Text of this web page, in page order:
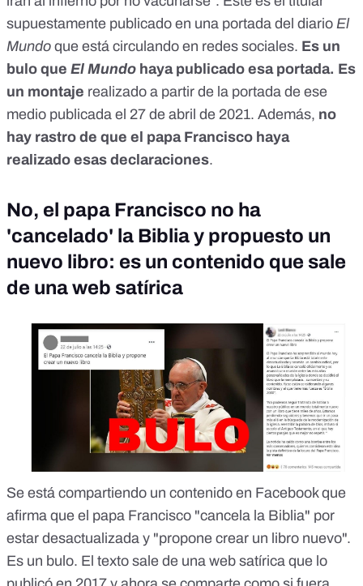
supuestamente publicado en una portada del diario El
Mundo que está circulando en redes sociales. Es un
bulo que El Mundo haya publicado esa portada. Es
un montaje realizado a partir de la portada de ese
medio publicada el 27 de abril de 2021. Además, no
hay rastro de que el papa Francisco haya
realizado esas declaraciones.
No, el papa Francisco no ha
'cancelado' la Biblia y propuesto un
nuevo libro: es un contenido que sale
de una web satírica
Se está compartiendo un contenido en Facebook que
afirma que el papa Francisco "cancela la Biblia" por
estar desactualizada y "propone crear un libro nuevo".
Es un bulo. El texto sale de una web satírica que lo